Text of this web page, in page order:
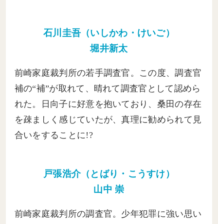
石川圭吾（いしかわ・けいご）
堀井新太
前崎家庭裁判所の若手調査官。この度、調査官
補の“補”が取れて、晴れて調査官として認めら
れた。日向子に好意を抱いており、桑田の存在
を疎ましく感じていたが、真理に勧められて見
合いをすることに!?
戸張浩介（とばり・こうすけ）
山中 崇
前崎家庭裁判所の調査官。少年犯罪に強い思い